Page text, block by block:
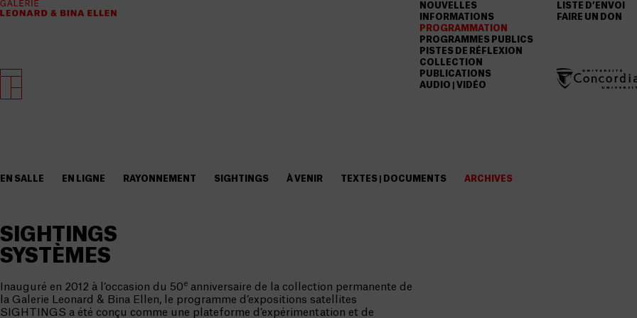
NOUVELLES
INFORMATIONS
PROGRAMMATION
PROGRAMMES PUBLICS
PISTES DE RÉFLEXION
COLLECTION
PUBLICATIONS
AUDIO | VIDÉO
LISTE D’ENVOI
FAIRE UN DON
EN SALLE EN LIGNE RAYONNEMENT SIGHTINGS À VENIR TEXTES | DOCUMENTS ARCHIVES
SIGHTINGS
SYSTÈMES
Inauguré en 2012 à l’occasion du 50e anniversaire de la collection permanente de
la Galerie Leonard & Bina Ellen, le programme d’expositions satellites
SIGHTINGS a été conçu comme une plateforme d’expérimentation et de